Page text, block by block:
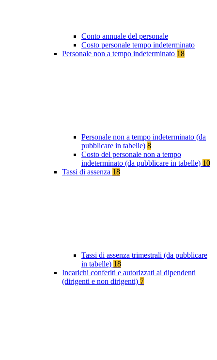
Conto annuale del personale
Costo personale tempo indeterminato
Personale non a tempo indeterminato 18
Personale non a tempo indeterminato (da
pubblicare in tabelle) 8
Costo del personale non a tempo
indeterminato (da pubblicare in tabelle) 10
Tassi di assenza 18
Tassi di assenza trimestrali (da pubblicare
in tabelle) 18
Incarichi conferiti e autorizzati ai dipendenti
(dirigenti e non dirigenti) 7